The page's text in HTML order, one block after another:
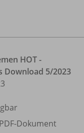
HOT -
Download 5/2023
PDF-Dokument